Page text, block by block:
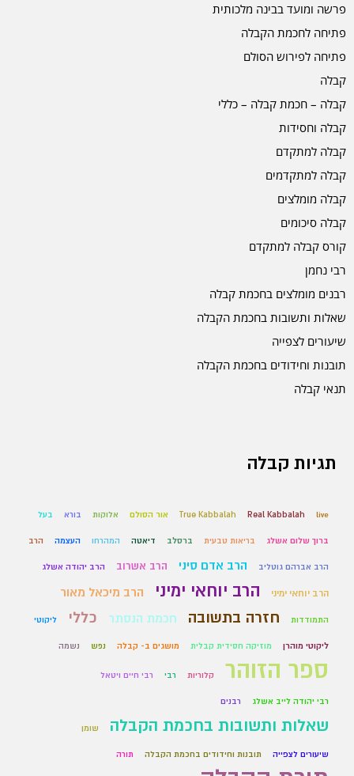
פרשה ומועד בבינה מלכותית
פתיחה לחכמת הקבלה
פתיחה לפירוש הסולם
קבלה
קבלה – חכמת קבלה – כללי
קבלה וחסידות
קבלה למתקדם
קבלה למתקדמים
קבלה מומלצים
קבלה סיכומים
קורס קבלה למתקדם
רבי נחמן
רבנים מומלצים בחכמת קבלה
שאלות ותשובות בחכמת הקבלה
שיעורים לצפייה
תובנות וחידודים בחכמת הקבלה
תנאי קבלה
תגיות קבלה
live
Real Kabbalah
True Kabbalah אור הסולם אלוקות בורא בעל
ברוך שלום אשלג בריאות טבעית ברסלב דיאטה המהרחו העצמה הרב
הרב אברהם גוטליב הרב אדם סיני הרב אשרוב הרב יהודה אשלג
הרב יוחאי ימיני הרב יוחאי ימיני הרב מיכאל מאור
התמודדות חזרה בתשובה חכמת הנסתר כללי ליקוטי
ליקוטי מוהרן מוזיקה חסידית קבלית מושגים ב- קבלה נפש נשמה
ספר הזוהר קלוריות רבי רבי חיים ויטאל
רבי יהודה לייב אשלג רבנים
שאלות ותשובות בחכמת הקבלה שומן
שיעורים לצפייה תובנות וחידודים בחכמת הקבלה תורה